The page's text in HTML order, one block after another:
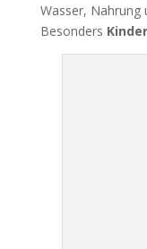
Wasser, Nahrung
Besonders